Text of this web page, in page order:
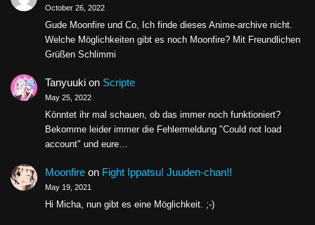
October 26, 2022
Gude Moonfire und Co, Ich finde dieses Anime-archive nicht.
Welche Möglichkeiten gibt es noch Moonfire? Mit Freundlichen
Grüßen Schlimmi
Tanyuukion Scripte
May 25, 2022
Könntet ihr mal schauen, ob das immer noch funktioniert?
Bekomme leider immer die Fehlermeldung "Could not load
account" und eure…
Moonfireon Fight Ippatsu! Juuden-chan!!
May 19, 2021
Hi Micha, nun gibt es eine Möglichkeit. ;-)